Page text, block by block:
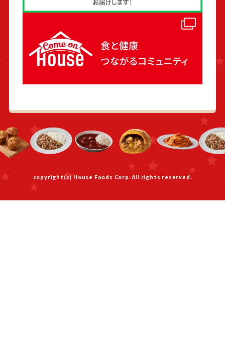
copyright(c) House Foods Corp. All rights reserved.